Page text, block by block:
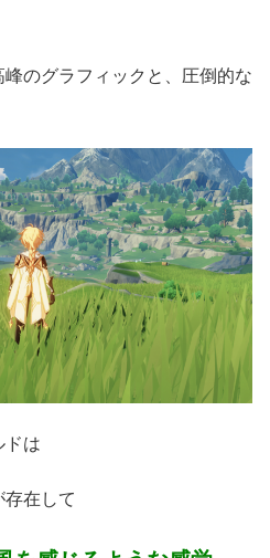
のグラフィックと、圧倒的な
ドは
在して